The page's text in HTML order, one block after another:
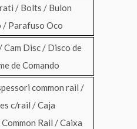
/ Bolts / Bulon
Parafuso Oco
Cam Disc / Disco de
de Comando
common rail /
c/rail / Caja
Rail / Caixa